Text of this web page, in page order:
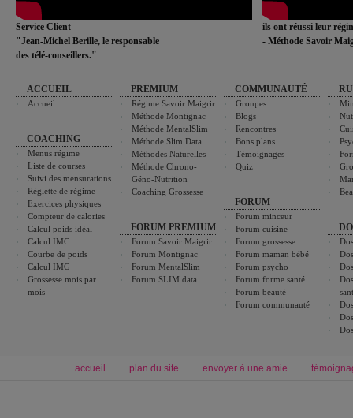
Service Client
"Jean-Michel Berille, le responsable
des télé-conseillers."
ils ont réussi leur
- Méthode Savoir
ACCUEIL
Accueil
COACHING
Menus régime
Liste de courses
Suivi des mensurations
Réglette de régime
Exercices physiques
Compteur de calories
Calcul poids idéal
Calcul IMC
Courbe de poids
Calcul IMG
Grossesse mois par
mois
PREMIUM
Régime Savoir Maigrir
Méthode Montignac
Méthode MentalSlim
Méthode Slim Data
Méthodes Naturelles
Méthode Chrono-
Géno-Nutrition
Coaching Grossesse
FORUM PREMIUM
Forum Savoir Maigrir
Forum Montignac
Forum MentalSlim
Forum SLIM data
COMMUNAUTÉ
Groupes
Blogs
Rencontres
Bons plans
Témoignages
Quiz
FORUM
Forum minceur
Forum cuisine
Forum grossesse
Forum maman bébé
Forum psycho
Forum forme santé
Forum beauté
Forum communauté
accueil plan du site envoyer à une amie